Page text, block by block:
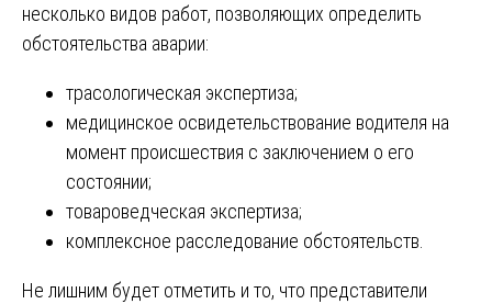
несколько видов работ, позволяющих определить
обстоятельства аварии:
трасологическая экспертиза;
медицинское освидетельствование водителя на
момент происшествия с заключением о его
состоянии;
товароведческая экспертиза;
комплексное расследование обстоятельств.
Не лишним будет отметить и то, что представители